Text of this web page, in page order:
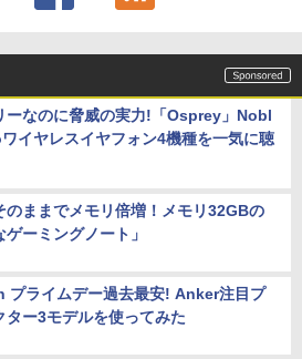
ーなのに脅威の実力!「Osprey」Nobl
イヤレスイヤフォン4機種を一気に聴
のままでメモリ倍増！メモリ32GBの
ゲーミングノート」
プライムデー過去最安! Anker注目プ
ター3モデルを使ってみた